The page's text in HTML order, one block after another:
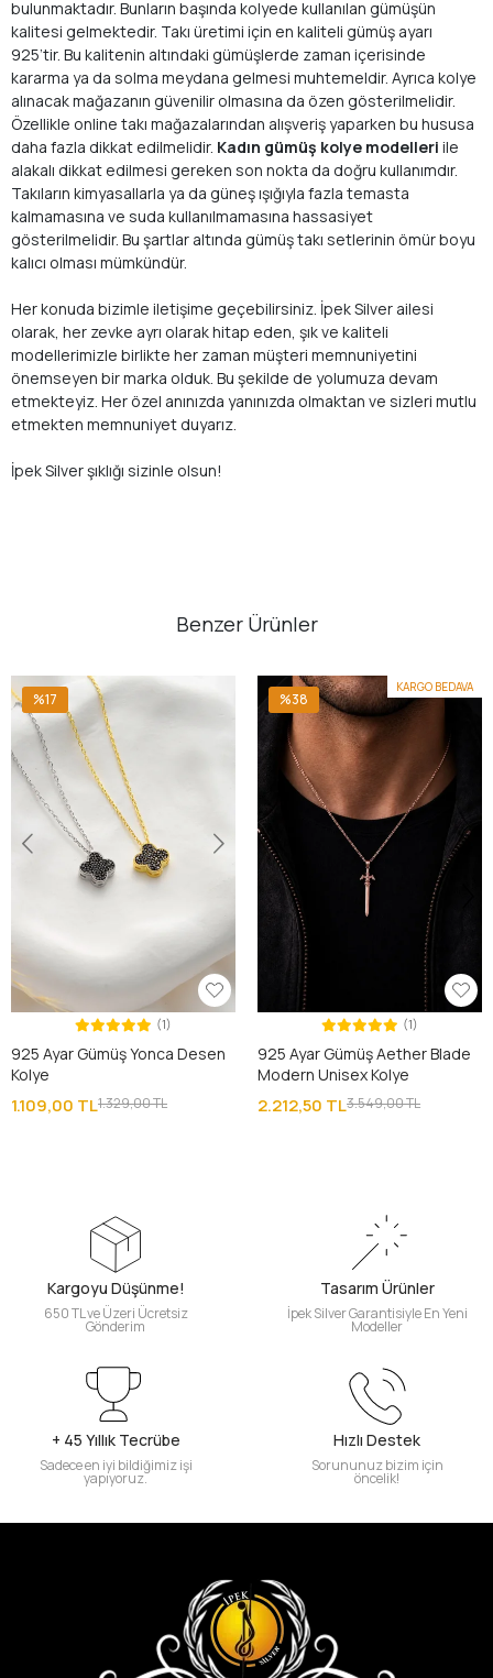
bulunmaktadır. Bunların başında kolyede kullanılan gümüşün
kalitesi gelmektedir. Takı üretimi için en kaliteli gümüş ayarı
925’tir. Bu kalitenin altındaki gümüşlerde zaman içerisinde
kararma ya da solma meydana gelmesi muhtemeldir. Ayrıca kolye
alınacak mağazanın güvenilir olmasına da özen gösterilmelidir.
Özellikle online takı mağazalarından alışveriş yaparken bu hususa
daha fazla dikkat edilmelidir. Kadın gümüş kolye modelleri ile
alakalı dikkat edilmesi gereken son nokta da doğru kullanımdır.
Takıların kimyasallarla ya da güneş ışığıyla fazla temasta
kalmamasına ve suda kullanılmamasına hassasiyet
gösterilmelidir. Bu şartlar altında gümüş takı setlerinin ömür boyu
kalıcı olması mümkündür.
Her konuda bizimle iletişime geçebilirsiniz. İpek Silver ailesi
olarak, her zevke ayrı olarak hitap eden, şık ve kaliteli
modellerimizle birlikte her zaman müşteri memnuniyetini
önemseyen bir marka olduk. Bu şekilde de yolumuza devam
etmekteyiz. Her özel anınızda yanınızda olmaktan ve sizleri mutlu
etmekten memnuniyet duyarız.
İpek Silver şıklığı sizinle olsun!
Benzer Ürünler
%17
(1)
925 Ayar Gümüş Yonca Desen
Kolye
1.109,00 TL1.329,00 TL
KARGO BEDAVA
%38
(1)
925 Ayar Gümüş Aether Blade
Modern Unisex Kolye
2.212,50 TL3.549,00 TL
Kargoyu Düşünme!
650 TL ve Üzeri Ücretsiz
Gönderim
Tasarım Ürünler
İpek Silver Garantisiyle En Yeni
Modeller
+ 45 Yıllık Tecrübe
Sadece en iyi bildiğimiz işi
yapıyoruz.
Hızlı Destek
Sorununuz bizim için
öncelik!